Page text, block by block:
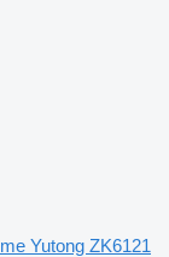
Yutong ZK6121